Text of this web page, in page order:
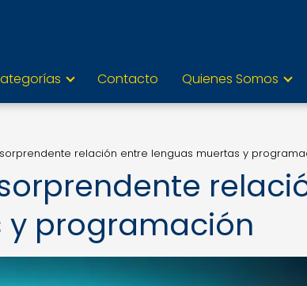
Contacto Quienes Somos
sorprendente relación entre lenguas muertas y
y programación